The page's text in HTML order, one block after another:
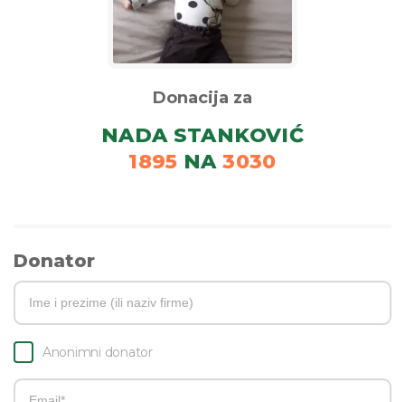
Donacija za
NADA STANKOVIĆ
1895 NA 3030
Donator
Anonimni donator